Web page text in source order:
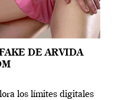
DE ARVIDA
los límites digitales